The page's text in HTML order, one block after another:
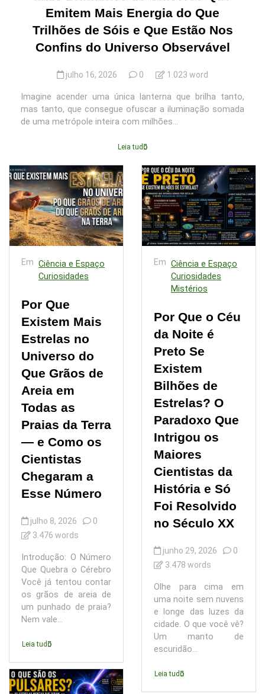
Emitem Mais Energia do Que
Trilhões de Sóis e Que Estão Nos
Confins do Universo Observável
julho 16, 2026 0 1.023 word
Imagine acender uma única lanterna que brilha tanto,
mas tanto, que consegue ofuscar a iluminação somada
de uma metrópole inteira com milhões...
Leia tudo
Em Ciência e Espaço
Curiosidades
Por Que
Existem Mais
Estrelas no
Universo do
Que Grãos de
Areia em
Todas as
Praias da Terra
— e Como os
Cientistas
Chegaram a
Esse Número
julho 8, 2026
0
3.476 words
Introdução: O Número
Que Quebra o Cérebro
Você já tentou contar
os grãos de areia de
um punhado de praia?
Nem vale...
Leia tudo
Em Ciência e Espaço
Curiosidades
Mistérios
Por Que o Céu
da Noite é
Preto Se
Existem
Bilhões de
Estrelas? O
Paradoxo Que
Intrigou os
Maiores
Cientistas da
História e Só
Foi Resolvido
no Século XX
junho 29, 2026
0
3.478 words
Olhe para cima em
uma noite sem nuvens
e longe das luzes da
cidade. O que você vê?
Um manto de
escuridão...
Leia tudo